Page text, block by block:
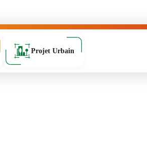
Projet Urbain